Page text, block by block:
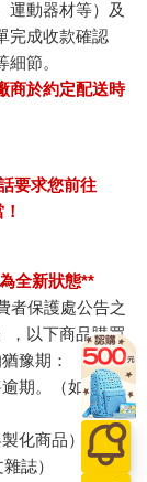
運動器材等）及
完成收款確認
節。
商於約定配送時
要求您前往
全新狀態**
者保護處公告之
，以下商品購買
豫期：
期。（如：生
化商品）
誌）